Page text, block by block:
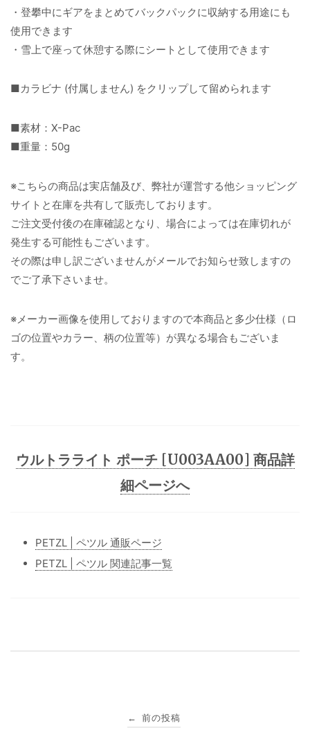
・登攀中にギアをまとめてバックパックに収納する用途にも
使用できます
・雪上で座って休憩する際にシートとして使用できます
■カラビナ (付属しません) をクリップして留められます
■素材：X-Pac
■重量：50g
※こちらの商品は実店舗及び、弊社が運営する他ショッピング
サイトと在庫を共有して販売しております。
ご注文受付後の在庫確認となり、場合によっては在庫切れが
発生する可能性もございます。
その際は申し訳ございませんがメールでお知らせ致しますの
でご了承下さいませ。
※メーカー画像を使用しておりますので本商品と多少仕様（ロ
ゴの位置やカラー、柄の位置等）が異なる場合もございま
す。
ウルトラライト ポーチ [U003AA00] 商品詳
細ページへ
PETZL | ペツル 通販ページ
PETZL | ペツル 関連記事一覧
← 前の投稿